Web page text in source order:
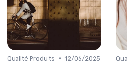
Qualité Produits • 12/06/2025